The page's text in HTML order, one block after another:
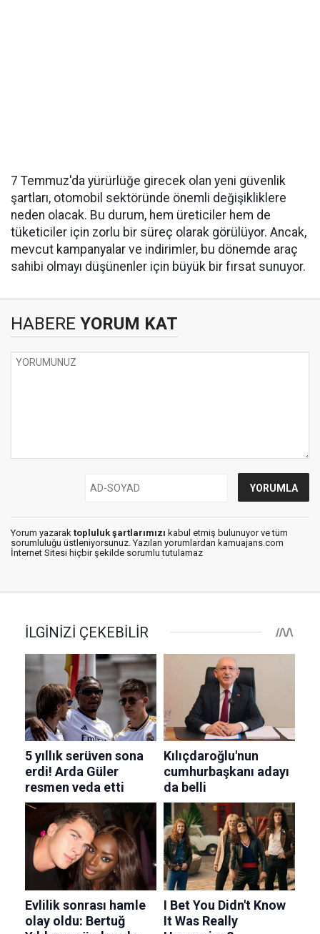
7 Temmuz'da yürürlüğe girecek olan yeni güvenlik
şartları, otomobil sektöründe önemli değişikliklere
neden olacak. Bu durum, hem üreticiler hem de
tüketiciler için zorlu bir süreç olarak görülüyor. Ancak,
mevcut kampanyalar ve indirimler, bu dönemde araç
sahibi olmayı düşünenler için büyük bir fırsat sunuyor.
HABERE YORUM KAT
Yorum yazarak topluluk şartlarımızı kabul etmiş bulunuyor ve tüm
sorumluluğu üstleniyorsunuz. Yazılan yorumlardan kamuajans.com
İnternet Sitesi hiçbir şekilde sorumlu tutulamaz